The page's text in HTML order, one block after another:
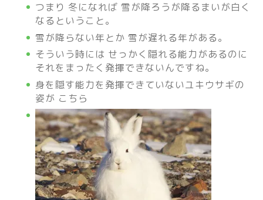
つまり 冬になれば 雪が降ろうが降るまいが白く
なるということ。
雪が降らない年とか 雪が遅れる年がある。
そういう時には せっかく隠れる能力があるのに
それをまったく発揮できないんですね。
身を隠す能力を発揮できていないユキウサギの
姿が こちら